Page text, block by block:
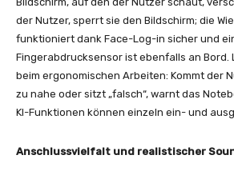
der Nutzer, sperrt sie den Bildschirm; die
funktioniert dank Face-Log-in sicher und
Fingerabdrucksensor ist ebenfalls an Bord.
beim ergonomischen Arbeiten: Kommt der
zu nahe oder sitzt „falsch“, warnt das
KI-Funktionen können einzeln ein- und
Anschlussvielfalt und realistischer